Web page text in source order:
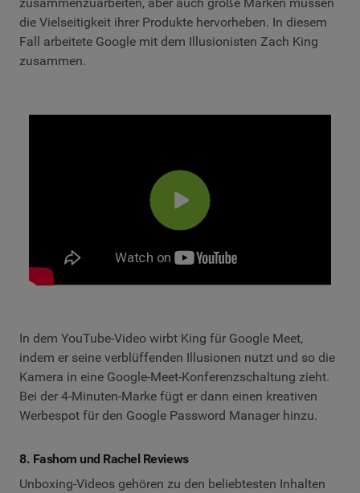
die Vielseitigkeit ihrer Produkte hervorheben. In diesem
Fall arbeitete Google mit dem Illusionisten Zach King
zusammen.
In dem YouTube-Video wirbt King für Google Meet,
indem er seine verblüffenden Illusionen nutzt und so die
Kamera in eine Google-Meet-Konferenzschaltung zieht.
Bei der 4-Minuten-Marke fügt er dann einen kreativen
Werbespot für den Google Password Manager hinzu.
8. Fashom und Rachel Reviews
Unboxing-Videos gehören zu den beliebtesten Inhalten